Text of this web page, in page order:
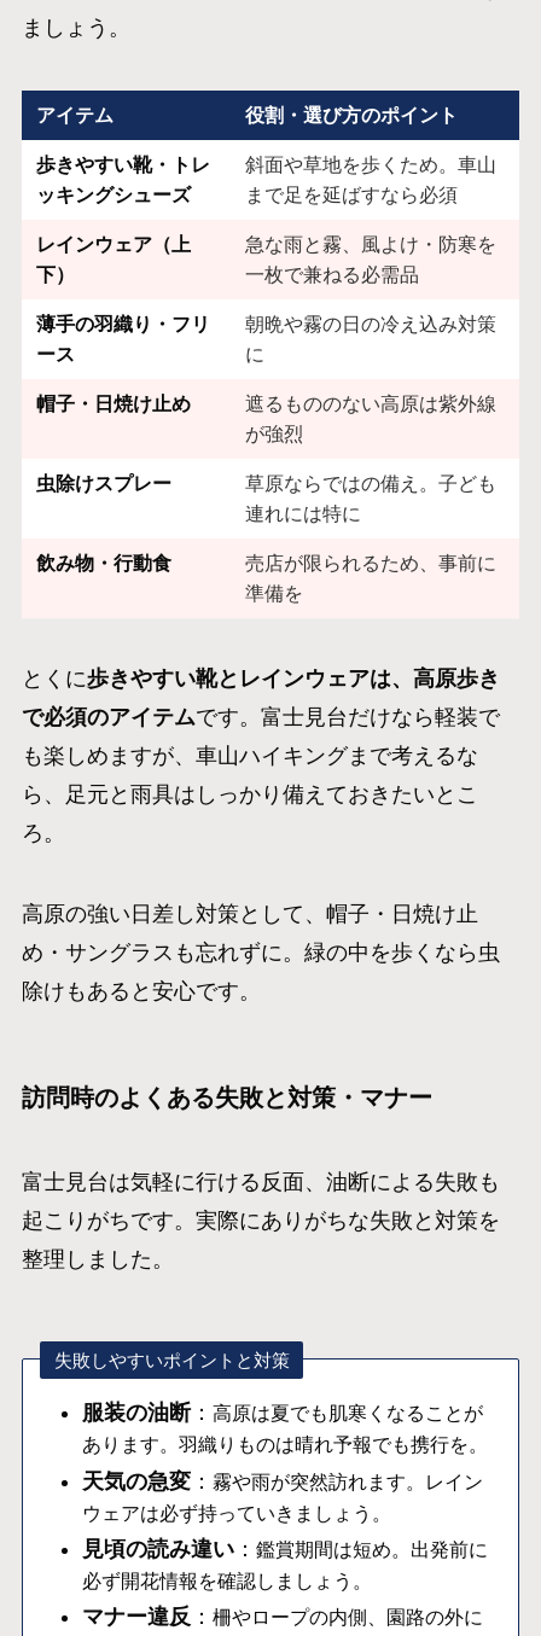
ましょう。
アイテム 役割・選び方のポイント
歩きやすい靴・トレ
ッキングシューズ
斜面や草地を歩くため。車山
まで足を延ばすなら必須
レインウェア（上
下）
急な雨と霧、風よけ・防寒を
一枚で兼ねる必需品
薄手の羽織り・フリ
ース
朝晩や霧の日の冷え込み対策
に
帽子・日焼け止め
遮るもののない高原は紫外線
が強烈
虫除けスプレー
草原ならではの備え。子ども
連れには特に
飲み物・行動食
売店が限られるため、事前に
準備を
とくに歩きやすい靴とレインウェアは、高原歩き
で必須のアイテムです。富士見台だけなら軽装で
も楽しめますが、車山ハイキングまで考えるな
ら、足元と雨具はしっかり備えておきたいとこ
ろ。
高原の強い日差し対策として、帽子・日焼け止
め・サングラスも忘れずに。緑の中を歩くなら虫
除けもあると安心です。
訪問時のよくある失敗と対策・マナー
富士見台は気軽に行ける反面、油断による失敗も
起こりがちです。実際にありがちな失敗と対策を
整理しました。
失敗しやすいポイントと対策
服装の油断：高原は夏でも肌寒くなることが
あります。羽織りものは晴れ予報でも携行を。
天気の急変 ： 霧や雨が突然訪れます。レイン
ウェアは必ず持っていきましょう。
見頃の読み違い ：鑑賞期間は短め。出発前に
必ず開花情報を確認しましょう。
マナー違反 ：柵やロープの内側、園路の外に